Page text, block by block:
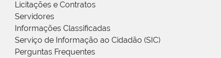
Licitações e Contratos
Servidores
Informações Classificadas
Serviço de Informação ao Cidadão (SIC)
Perguntas Frequentes